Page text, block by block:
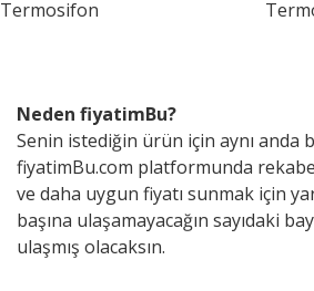
Termosifon
Neden fiyatimBu?
Senin istediğin ürün için aynı anda
fiyatimBu.com platformunda
ve daha uygun fiyatı sunmak için
başına ulaşamayacağın sayıdaki
ulaşmış olacaksın.